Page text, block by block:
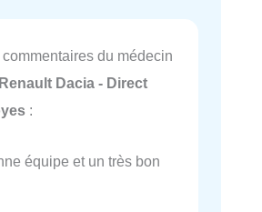
du médecin
Dacia - Direct
:
équipe et un très bon